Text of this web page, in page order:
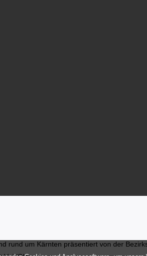
rund um Kärnten präsentiert von der